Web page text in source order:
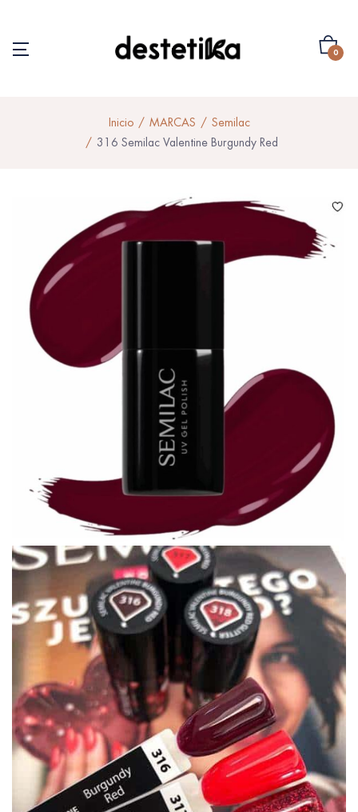
0
Inicio MARCAS
Semilac
316 Semilac Valentine Burgundy Red